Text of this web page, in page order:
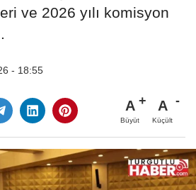
ve 2026 yılı komisyon
- 18:55
A
Büyüt
A
Küçült